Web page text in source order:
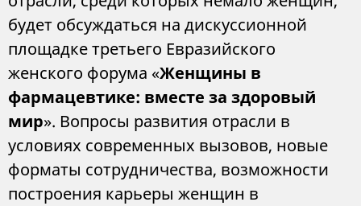
будет обсуждаться на дискуссионной
площадке третьего Евразийского
женского форума «Женщины в
фармацевтике: вместе за здоровый
мир». Вопросы развития отрасли в
условиях современных вызовов, новые
форматы сотрудничества, возможности
построения карьеры женщин в